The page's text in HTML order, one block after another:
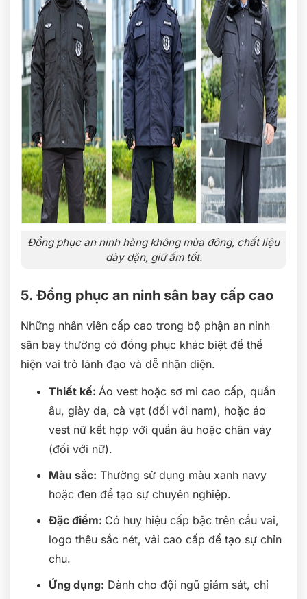
Đồng phục an ninh hàng không mùa đông, chất liệu
dày dặn, giữ ấm tốt.
5. Đồng phục an ninh sân bay cấp cao
Những nhân viên cấp cao trong bộ phận an ninh
sân bay thường có đồng phục khác biệt để thể
hiện vai trò lãnh đạo và dễ nhận diện.
Thiết kế: Áo vest hoặc sơ mi cao cấp, quần
âu, giày da, cà vạt (đối với nam), hoặc áo
vest nữ kết hợp với quần âu hoặc chân váy
(đối với nữ).
Màu sắc: Thường sử dụng màu xanh navy
hoặc đen để tạo sự chuyên nghiệp.
Đặc điểm: Có huy hiệu cấp bậc trên cầu vai,
logo thêu sắc nét, vải cao cấp để tạo sự chỉn
chu.
Ứng dụng: Dành cho đội ngũ giám sát, chỉ